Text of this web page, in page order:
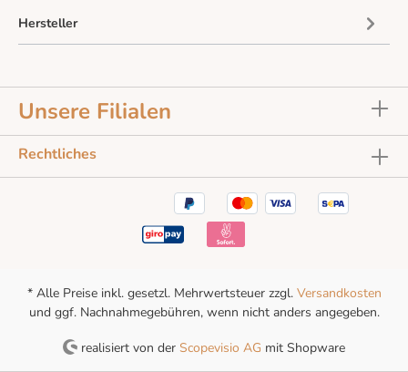
Hersteller
Unsere Filialen
Rechtliches
* Alle Preise inkl. gesetzl. Mehrwertsteuer zzgl. Versandkosten
und ggf. Nachnahmegebühren, wenn nicht anders angegeben.
realisiert von derScopevisio AG mit Shopware